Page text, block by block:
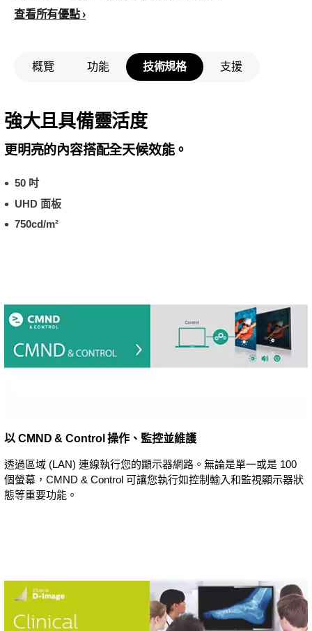
查看所有優點
概覽 功能 技術規格 支援
強大且具備靈活度
更明亮的內容搭配全天候效能。
50 吋
UHD 面板
750cd/m²
以 CMND & Control 操作、監控並維護
透過區域 (LAN) 連線執行您的顯示器網路。無論是單一或是 100
個螢幕，CMND & Control 可讓您執行如控制輸入和監視顯示器狀
態等重要功能。